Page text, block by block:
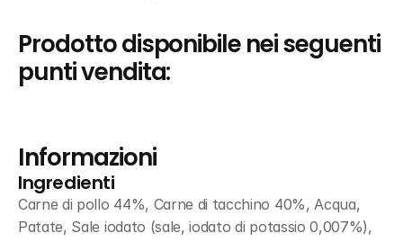
Prodotto disponibile nei seguenti
punti vendita:
Informazioni
Ingredienti
Carne di pollo 44%, Carne di tacchino 40%, Acqua,
Patate, Sale iodato (sale, iodato di potassio 0,007%),